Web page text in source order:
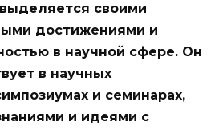
своими
достижениями и
в научной сфере. Он
в научных
и семинарах,
и идеями с